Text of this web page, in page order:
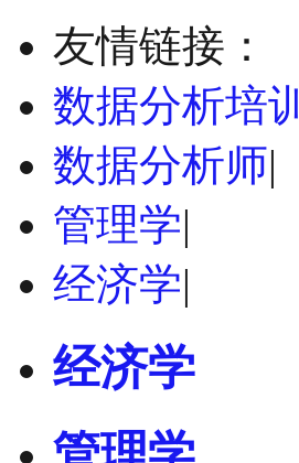
友情链接：
数据分析培训
数据分析师|
管理学|
经济学|
经济学